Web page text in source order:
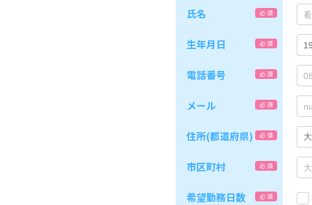
氏名 必 須
生年月日 必 須
電話番号 必 須
メール 必 須
住所(都道府県) 必 須
市区町村 必 須
希望勤務日数 必 須